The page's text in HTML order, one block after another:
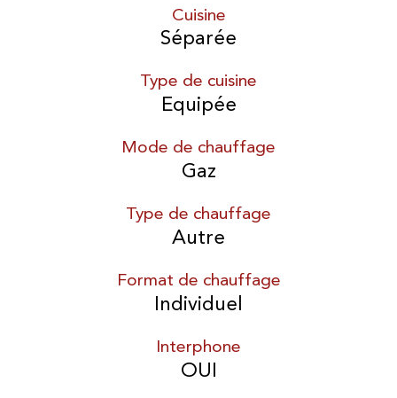
Cuisine
Séparée
Type de cuisine
Equipée
Mode de chauffage
Gaz
Type de chauffage
Autre
Format de chauffage
Individuel
Interphone
OUI